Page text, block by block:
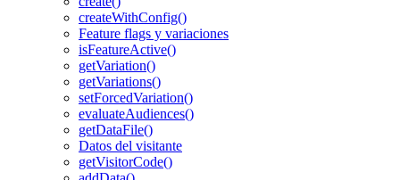
createWithConfig()
Feature flags y variaciones
isFeatureActive()
getVariation()
getVariations()
setForcedVariation()
evaluateAudiences()
getDataFile()
Datos del visitante
getVisitorCode()